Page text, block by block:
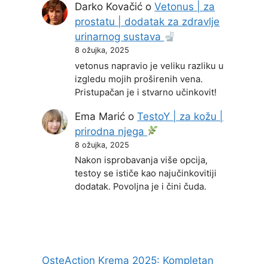
Darko Kovačić oVetonus | za
prostatu | dodatak za zdravlje
urinarnog sustava
8 ožujka, 2025
vetonus napravio je veliku razliku u
izgledu mojih proširenih vena.
Pristupačan je i stvarno učinkovit!
Ema Marić oTestoY | za kožu |
prirodna njega
8 ožujka, 2025
Nakon isprobavanja više opcija,
testoy se ističe kao najučinkovitiji
dodatak. Povoljna je i čini čuda.
OsteAction Krema 2025: Kompletan